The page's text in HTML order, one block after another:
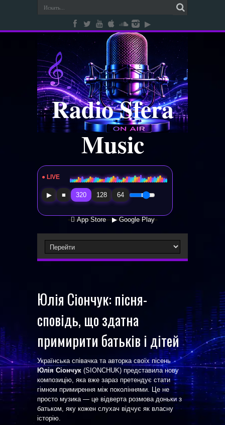
Radio Sfera
Music
● LIVE Radio Sfera Music
▶ ■ 320 128 64
 App Store ▶ Google Play
Юлія Сіончук: пісня-
сповідь, що здатна
примирити батьків і дітей
Українська співачка та авторка своїх пісень
Юлія Сіончук (SIONCHUK) представила нову
композицію, яка вже зараз претендує стати
гімном примирення між поколіннями. Це не
просто музика — це відверта розмова доньки з
батьком, яку кожен слухач відчує як власну
історію.